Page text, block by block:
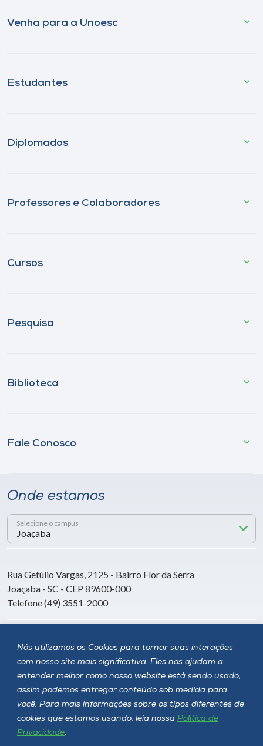
Nós utilizamos os Cookies para tornar suas interações
com nosso site mais significativa. Eles nos ajudam a
entender melhor como nosso website está sendo usado,
assim podemos entregar conteúdo sob medida para
você. Para mais informações sobre os tipos diferentes de
cookies que estamos usando, leia nossa Política de
Privacidade.
Venha para a Unoesc
Estudantes
Diplomados
Professores e Colaboradores
Cursos
Pesquisa
Biblioteca
Fale Conosco
Onde estamos
Selecione o campus
Rua Getúlio Vargas, 2125 - Bairro Flor da Serra
Joaçaba - SC - CEP 89600-000
Telefone (49) 3551-2000
Siga a Unoesc